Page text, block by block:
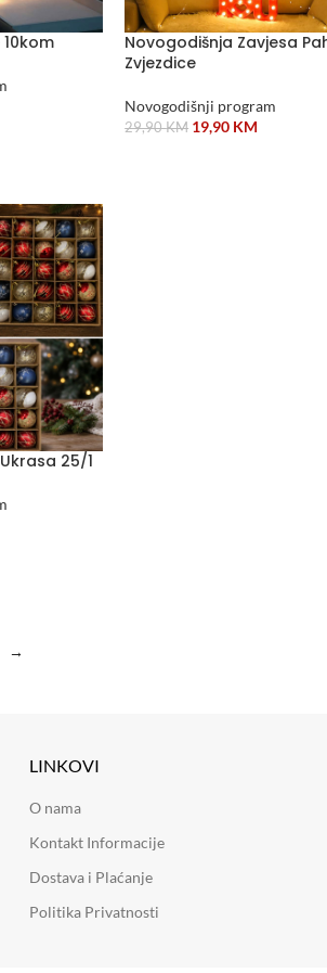
Novogodišnja Zavjesa
Zvjezdice
Novogodišnji program
29,90KM 19,90 KM
25/1
→
LINKOVI
O nama
Kontakt Informacije
Dostava i Plaćanje
Politika Privatnosti